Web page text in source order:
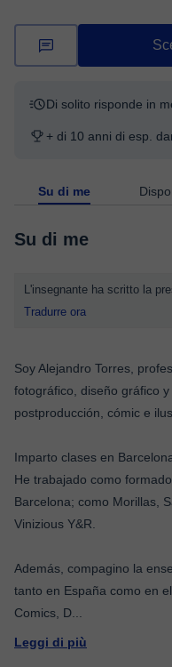
Di solito risponde in
+ di 10 anni di esp.
Su di me
Su di me
L'insegnante ha scritto la
Tradurre ora
Soy Alejandro Torres,
fotográfico, diseño gráfico
postproducción, cómic e
Imparto clases en
He trabajado como
Barcelona; como Morillas,
Vinizious Y&R.
Además, compagino la
tanto en España como en
Comics, D
Leggi di più